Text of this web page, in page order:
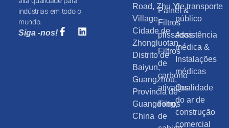
indústrias em todo o
mundo.
Siga -nos!
Painel &
Filtros
plissados
Filtros
de
carbono
ativados
Filtros
de
de transporte
público
Assistência
médica &
Instalações
médicas
Qualidade
do ar de
construção
comercial
Road, Zhu Yi
Village,
Cidade de
Zhongluotan,
Distrito de
Baiyun,
Guangzhou,
Província de
Guangdong,
China